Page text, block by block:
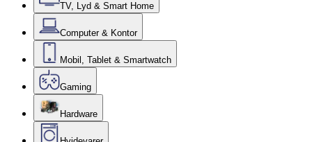
TV, Lyd & Smart Home
Computer & Kontor
Mobil, Tablet & Smartwatch
Gaming
Hardware